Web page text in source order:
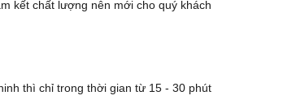
kết chất lượng nên mới cho quý khách
thì chỉ trong thời gian từ 15 - 30 phút